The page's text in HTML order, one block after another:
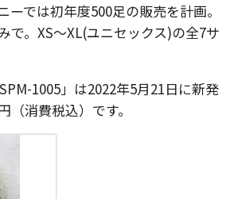
ーでは初年度500足の販売を計画。
で。XS～XL(ユニセックス)の全7サ
1005」は2022年5月21日に新発
（消費税込）です。